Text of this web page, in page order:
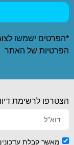
*הפרטים ישמשו
הפרטיות של האתר
הצטרפו לרשימת
מאשר קבלת